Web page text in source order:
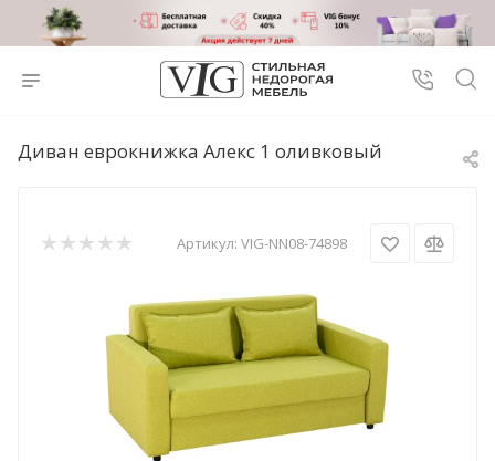
Диван еврокнижка Алекс 1 оливковый
Артикул: VIG-NN08-74898